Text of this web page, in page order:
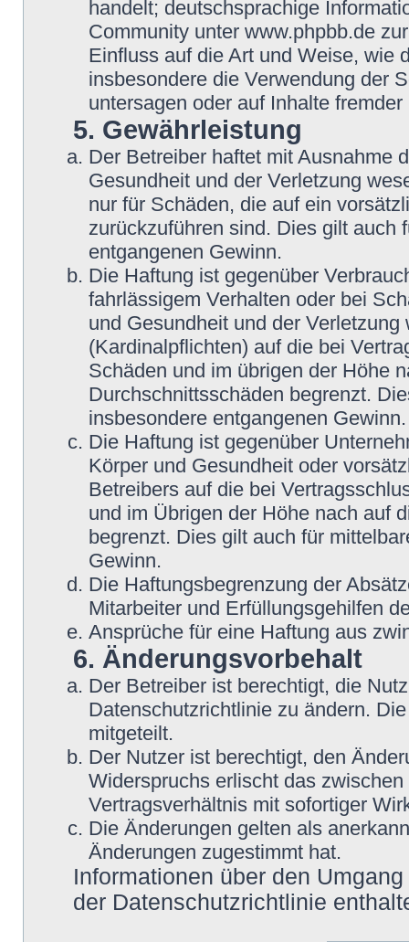
handelt; deutschsprachige
Community unter www.phpbb.de
Einfluss auf die Art und Weise, wie
insbesondere die Verwendung der
untersagen oder auf Inhalte
5. Gewährleistung
Der Betreiber haftet mit Ausnahme
Gesundheit und der Verletzung
nur für Schäden, die auf ein
zurückzuführen sind. Dies gilt auch
entgangenen Gewinn.
Die Haftung ist gegenüber
fahrlässigem Verhalten oder bei
und Gesundheit und der
(Kardinalpflichten) auf die bei
Schäden und im übrigen der Höhe
Durchschnittsschäden begrenzt.
insbesondere entgangenen Gewinn.
Die Haftung ist gegenüber
Körper und Gesundheit oder
Betreibers auf die bei
und im Übrigen der Höhe nach auf
begrenzt. Dies gilt auch für
Gewinn.
Die Haftungsbegrenzung der
Mitarbeiter und Erfüllungsgehilfen
Ansprüche für eine Haftung aus
6. Änderungsvorbehalt
Der Betreiber ist berechtigt, die
Datenschutzrichtlinie zu ändern.
mitgeteilt.
Der Nutzer ist berechtigt, den
Widerspruchs erlischt das
Vertragsverhältnis mit sofortiger
Die Änderungen gelten als
Änderungen zugestimmt hat.
Informationen über den
der Datenschutzrichtlinie